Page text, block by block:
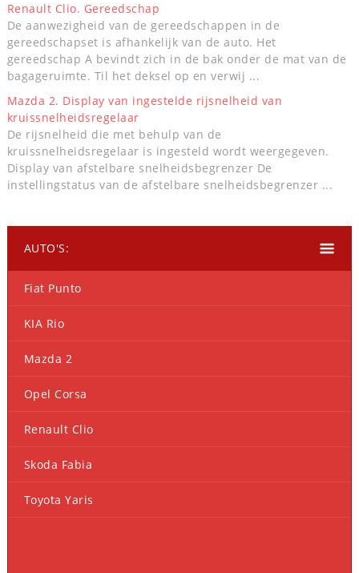
Renault Clio. Gereedschap
De aanwezigheid van de gereedschappen in de
gereedschapset is afhankelijk van de auto. Het
gereedschap A bevindt zich in de bak onder de mat van de
bagageruimte. Til het deksel op en verwij ...
Mazda 2. Display van ingestelde rijsnelheid van
kruissnelheidsregelaar
De rijsnelheid die met behulp van de
kruissnelheidsregelaar is ingesteld wordt weergegeven.
Display van afstelbare snelheidsbegrenzer De
instellingstatus van de afstelbare snelheidsbegrenzer ...
AUTO'S:
Fiat Punto
KIA Rio
Mazda 2
Opel Corsa
Renault Clio
Skoda Fabia
Toyota Yaris